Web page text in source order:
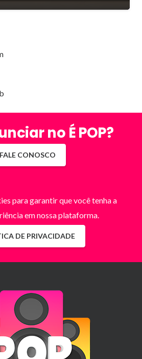
no É POP?
FALE CONOSCO
para garantir que você tenha a
em nossa plataforma.
DE PRIVACIDADE